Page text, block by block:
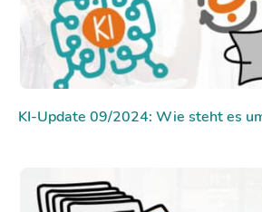
KI-Update 09/2024: Wie steht es